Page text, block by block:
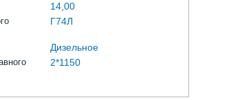
14,00
Г74Л
Дизельное
2*1150